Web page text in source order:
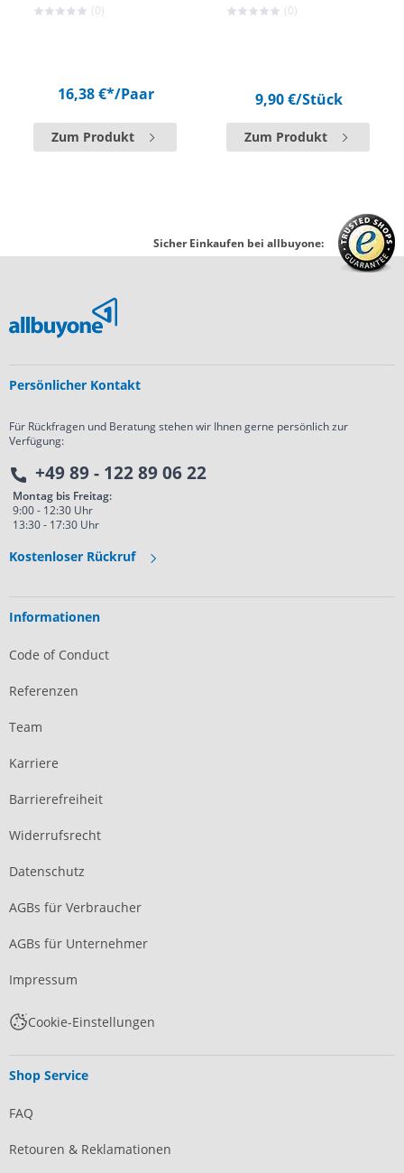
(0)
16,38 €*/Paar
Zum Produkt
(0)
9,90 €/Stück
Zum Produkt
Sicher Einkaufen bei allbuyone:
Persönlicher Kontakt
Für Rückfragen und Beratung stehen wir Ihnen gerne persönlich zur
Verfügung:
+49 89 - 122 89 06 22
Montag bis Freitag:
9:00 - 12:30 Uhr
13:30 - 17:30 Uhr
Kostenloser Rückruf
Informationen
Code of Conduct
Referenzen
Team
Karriere
Barrierefreiheit
Widerrufsrecht
Datenschutz
AGBs für Verbraucher
AGBs für Unternehmer
Impressum
Cookie-Einstellungen
Shop Service
FAQ
Retouren & Reklamationen